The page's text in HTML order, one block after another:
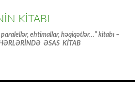
KİTABI
ehtimallar, həqiqətlər…” kitabı –
ƏSAS KİTAB